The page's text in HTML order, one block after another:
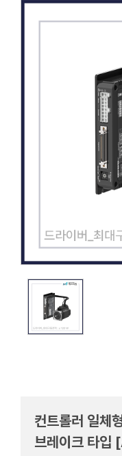
컨트롤러 일체
브레이크 타